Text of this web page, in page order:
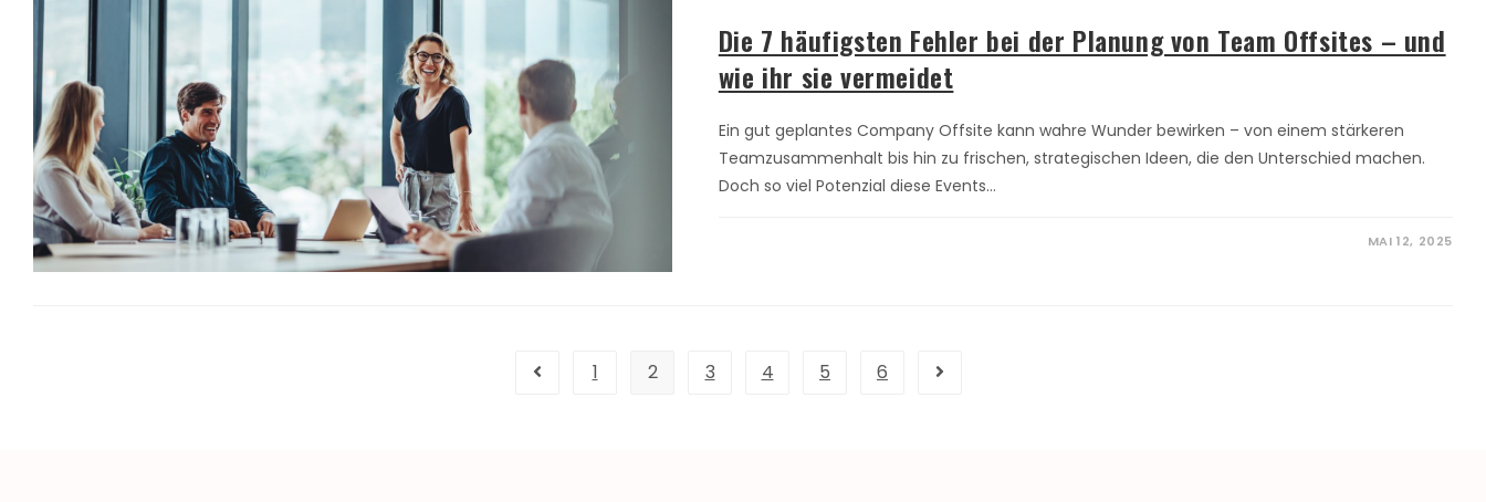
Die 7 häufigsten Fehler bei der Planung von Team Offsites – und
wie ihr sie vermeidet
Ein gut geplantes Company Offsite kann wahre Wunder bewirken – von einem stärkeren
Teamzusammenhalt bis hin zu frischen, strategischen Ideen, die den Unterschied machen.
Doch so viel Potenzial diese Events…
MAI 12, 2025
1 2 3 4 5 6